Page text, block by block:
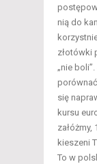
nią do
złotówki
„nie
się
kursu
kieszeni
To w